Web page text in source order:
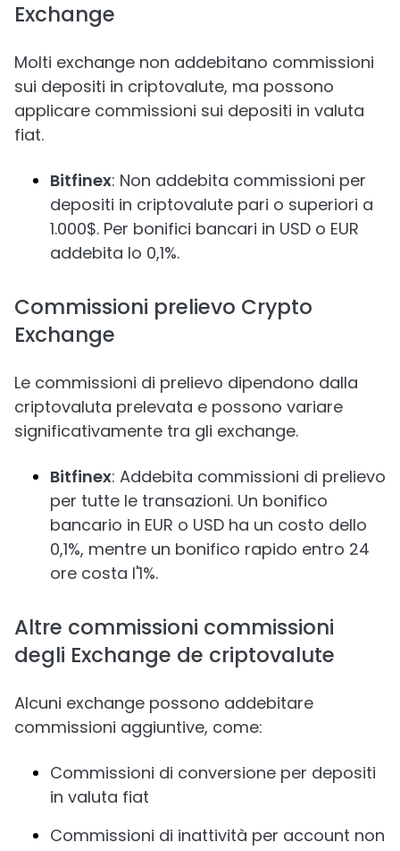
Exchange
Molti exchange non addebitano commissioni
sui depositi in criptovalute, ma possono
applicare commissioni sui depositi in valuta
fiat.
Bitfinex: Non addebita commissioni per
depositi in criptovalute pari o superiori a
1.000$. Per bonifici bancari in USD o EUR
addebita lo 0,1%.
Commissioni prelievo Crypto
Exchange
Le commissioni di prelievo dipendono dalla
criptovaluta prelevata e possono variare
significativamente tra gli exchange.
Bitfinex: Addebita commissioni di prelievo
per tutte le transazioni. Un bonifico
bancario in EUR o USD ha un costo dello
0,1%, mentre un bonifico rapido entro 24
ore costa l'1%.
Altre commissioni commissioni
degli Exchange de criptovalute
Alcuni exchange possono addebitare
commissioni aggiuntive, come:
Commissioni di conversione per depositi
in valuta fiat
Commissioni di inattività per account non